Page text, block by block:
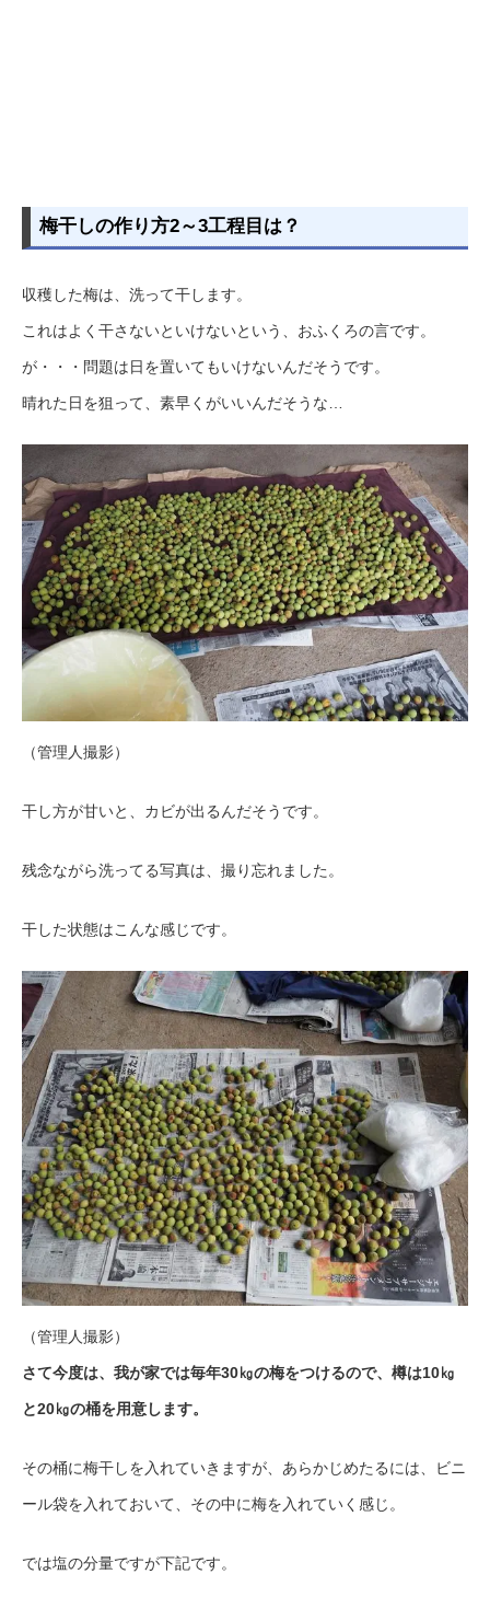
梅干しの作り方2～3工程目は？
収穫した梅は、洗って干します。
これはよく干さないといけないという、おふくろの言です。
が・・・問題は日を置いてもいけないんだそうです。
晴れた日を狙って、素早くがいいんだそうな…
（管理人撮影）
干し方が甘いと、カビが出るんだそうです。
残念ながら洗ってる写真は、撮り忘れました。
干した状態はこんな感じです。
（管理人撮影）
さて今度は、我が家では毎年30㎏の梅をつけるので、樽は10㎏
と20㎏の桶を用意します。
その桶に梅干しを入れていきますが、あらかじめたるには、ビニ
ール袋を入れておいて、その中に梅を入れていく感じ。
では塩の分量ですが下記です。